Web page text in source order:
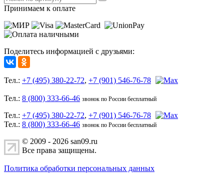
Принимаем к оплате
Поделитесь информацией с друзьями:
Тел.: +7 (495) 380-22-72, +7 (901) 546-76-78
Тел.: 8 (800) 333-66-46 звонок по России бесплатный
Тел.: +7 (495) 380-22-72, +7 (901) 546-76-78
Тел.: 8 (800) 333-66-46 звонок по России бесплатный
© 2009 - 2026 san09.ru
Все права защищены.
Политика обработки персональных данных